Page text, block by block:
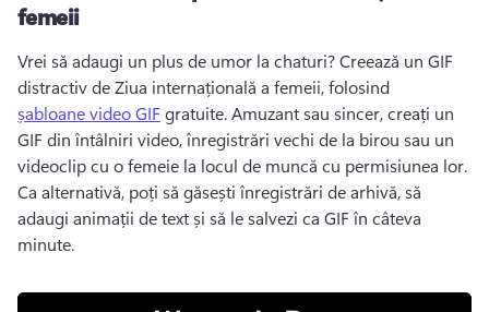
femeii
Vrei să adaugi un plus de umor la chaturi? Creează un GIF
distractiv de Ziua internațională a femeii, folosind
șabloane video GIF gratuite. Amuzant sau sincer, creați un
GIF din întâlniri video, înregistrări vechi de la birou sau un
Ca alternativă, poți să găsești înregistrări de arhivă, să
adaugi animații de text și să le salvezi ca GIF în câteva
minute.